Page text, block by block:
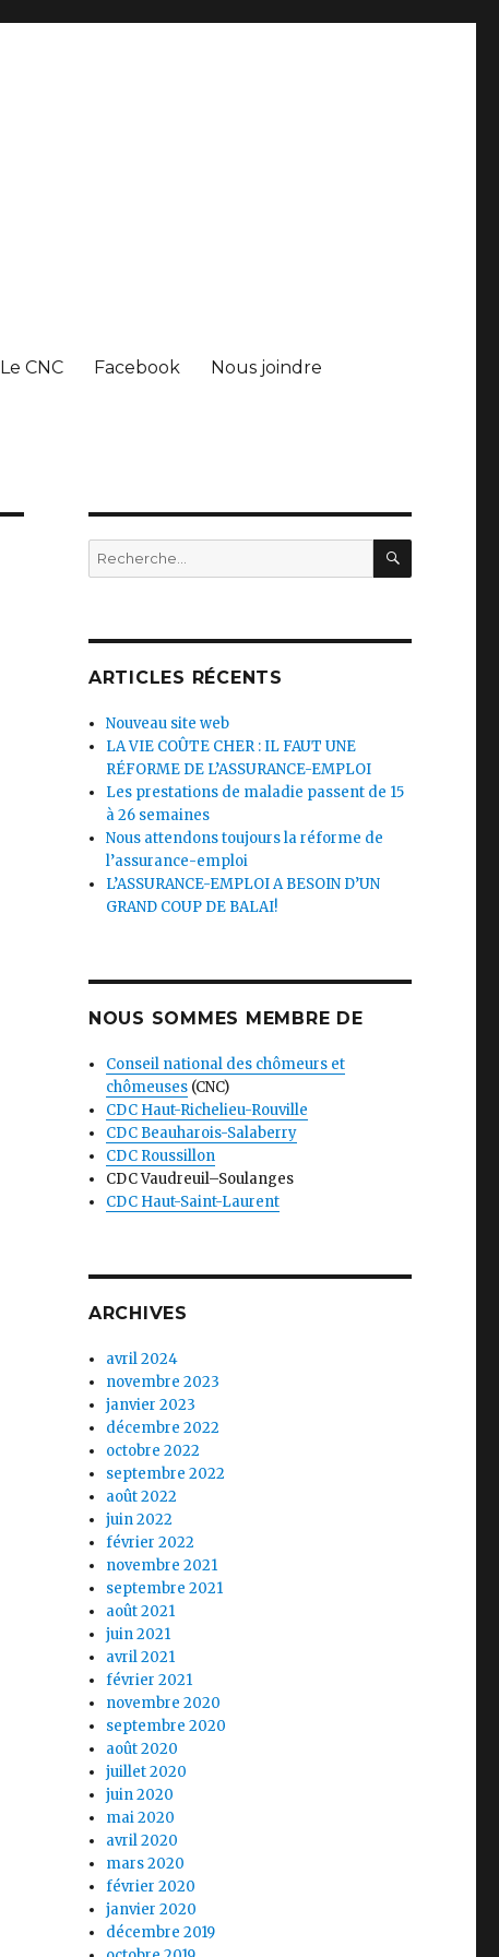
Le CNC Facebook Nous joindre
Recherche
pour
ARTICLES RÉCENTS
Nouveau site web
LA VIE COÛTE CHER : IL FAUT UNE
RÉFORME DE L’ASSURANCE-EMPLOI
Les prestations de maladie passent de 15
à 26 semaines
Nous attendons toujours la réforme de
l’assurance-emploi
L’ASSURANCE-EMPLOI A BESOIN D’UN
GRAND COUP DE BALAI!
NOUS SOMMES MEMBRE DE
Conseil national des chômeurs et
chômeuses (CNC)
CDC Haut-Richelieu-Rouville
CDC Beauharois-Salaberry
CDC Roussillon
CDC Vaudreuil–Soulanges
CDC Haut-Saint-Laurent
ARCHIVES
avril 2024
novembre 2023
janvier 2023
décembre 2022
octobre 2022
septembre 2022
août 2022
juin 2022
février 2022
novembre 2021
septembre 2021
août 2021
juin 2021
avril 2021
février 2021
novembre 2020
septembre 2020
août 2020
juillet 2020
juin 2020
mai 2020
avril 2020
mars 2020
février 2020
janvier 2020
décembre 2019